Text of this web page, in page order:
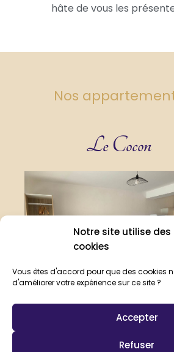
Notre site utilise des
cookies
Vous êtes d'accord pour que des cookies
d'améliorer votre expérience sur ce site ?
Accepter
Refuser
hâte de vous les
Nos
Le Cocon